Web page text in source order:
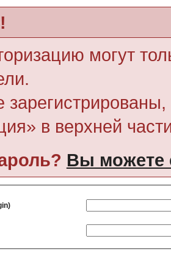
могут
в верхней
Вы можете